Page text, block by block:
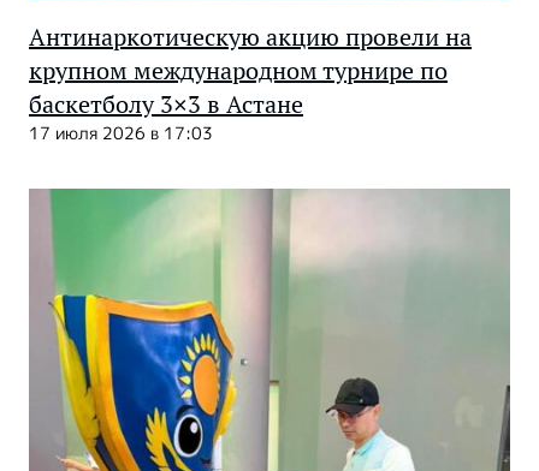
Антинаркотическую акцию провели на
крупном международном турнире по
баскетболу 3×3 в Астане
17 июля 2026 в 17:03